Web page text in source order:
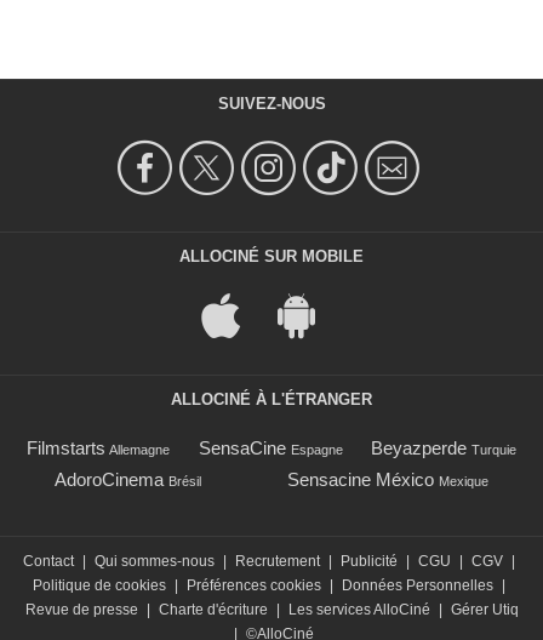
SUIVEZ-NOUS
ALLOCINÉ SUR MOBILE
ALLOCINÉ À L'ÉTRANGER
Filmstarts Allemagne SensaCine Espagne Beyazperde Turquie
AdoroCinema Brésil Sensacine México Mexique
Contact Qui sommes-nous Recrutement Publicité CGU CGV
Politique de cookies
Préférences cookies Données Personnelles
Revue de presse
Charte d'écriture Les services AlloCiné
Gérer Utiq
©AlloCiné